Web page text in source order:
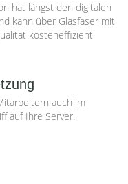
hat längst den digitalen
kann über Glasfaser mit
kosteneffizient
auch im
auf Ihre Server.